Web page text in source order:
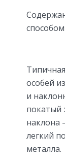
способом
особей
и
покатый
наклона
легкий
металла.